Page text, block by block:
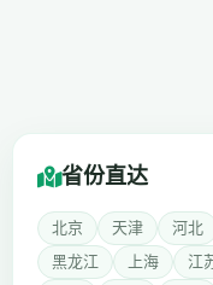
省份直达
北京 天津 河北
黑龙江
上海 江